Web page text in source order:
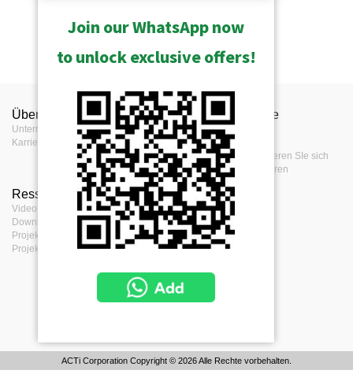
Über ACTi
Unternehmen
Karriere
Kontaktieren Sie
uns
Kontaktieren Sie uns
Bezugsquellen:
Feedback
Presse
Registrieren SIe sich
für unseren
Ressourcen
Video Clips & Playlists
Download Center
Projektplaner
Projektreferenzen
Bedingungen
Nutzungsbedingungen
Privacy Policy
Cookie Policy
ACTi Corporation Copyright © 2026 Alle Rechte vorbehalten.
Join our WhatsApp now
to unlock exclusive offers!